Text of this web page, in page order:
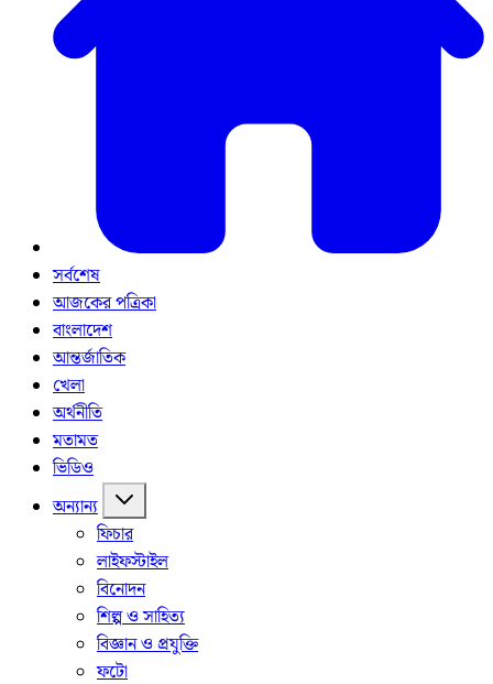
সর্বশেষ
আজকের পত্রিকা
বাংলাদেশ
আন্তর্জাতিক
খেলা
অর্থনীতি
মতামত
ভিডিও
অন্যান্য
ফিচার
লাইফস্টাইল
বিনোদন
শিল্প ও সাহিত্য
বিজ্ঞান ও প্রযুক্তি
ফটো